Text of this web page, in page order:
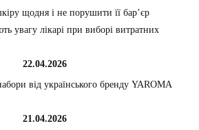
щодня і не порушити її бар’єр
увагу лікарі при виборі витратних
22.04.2026
від українського бренду YAROMA
21.04.2026